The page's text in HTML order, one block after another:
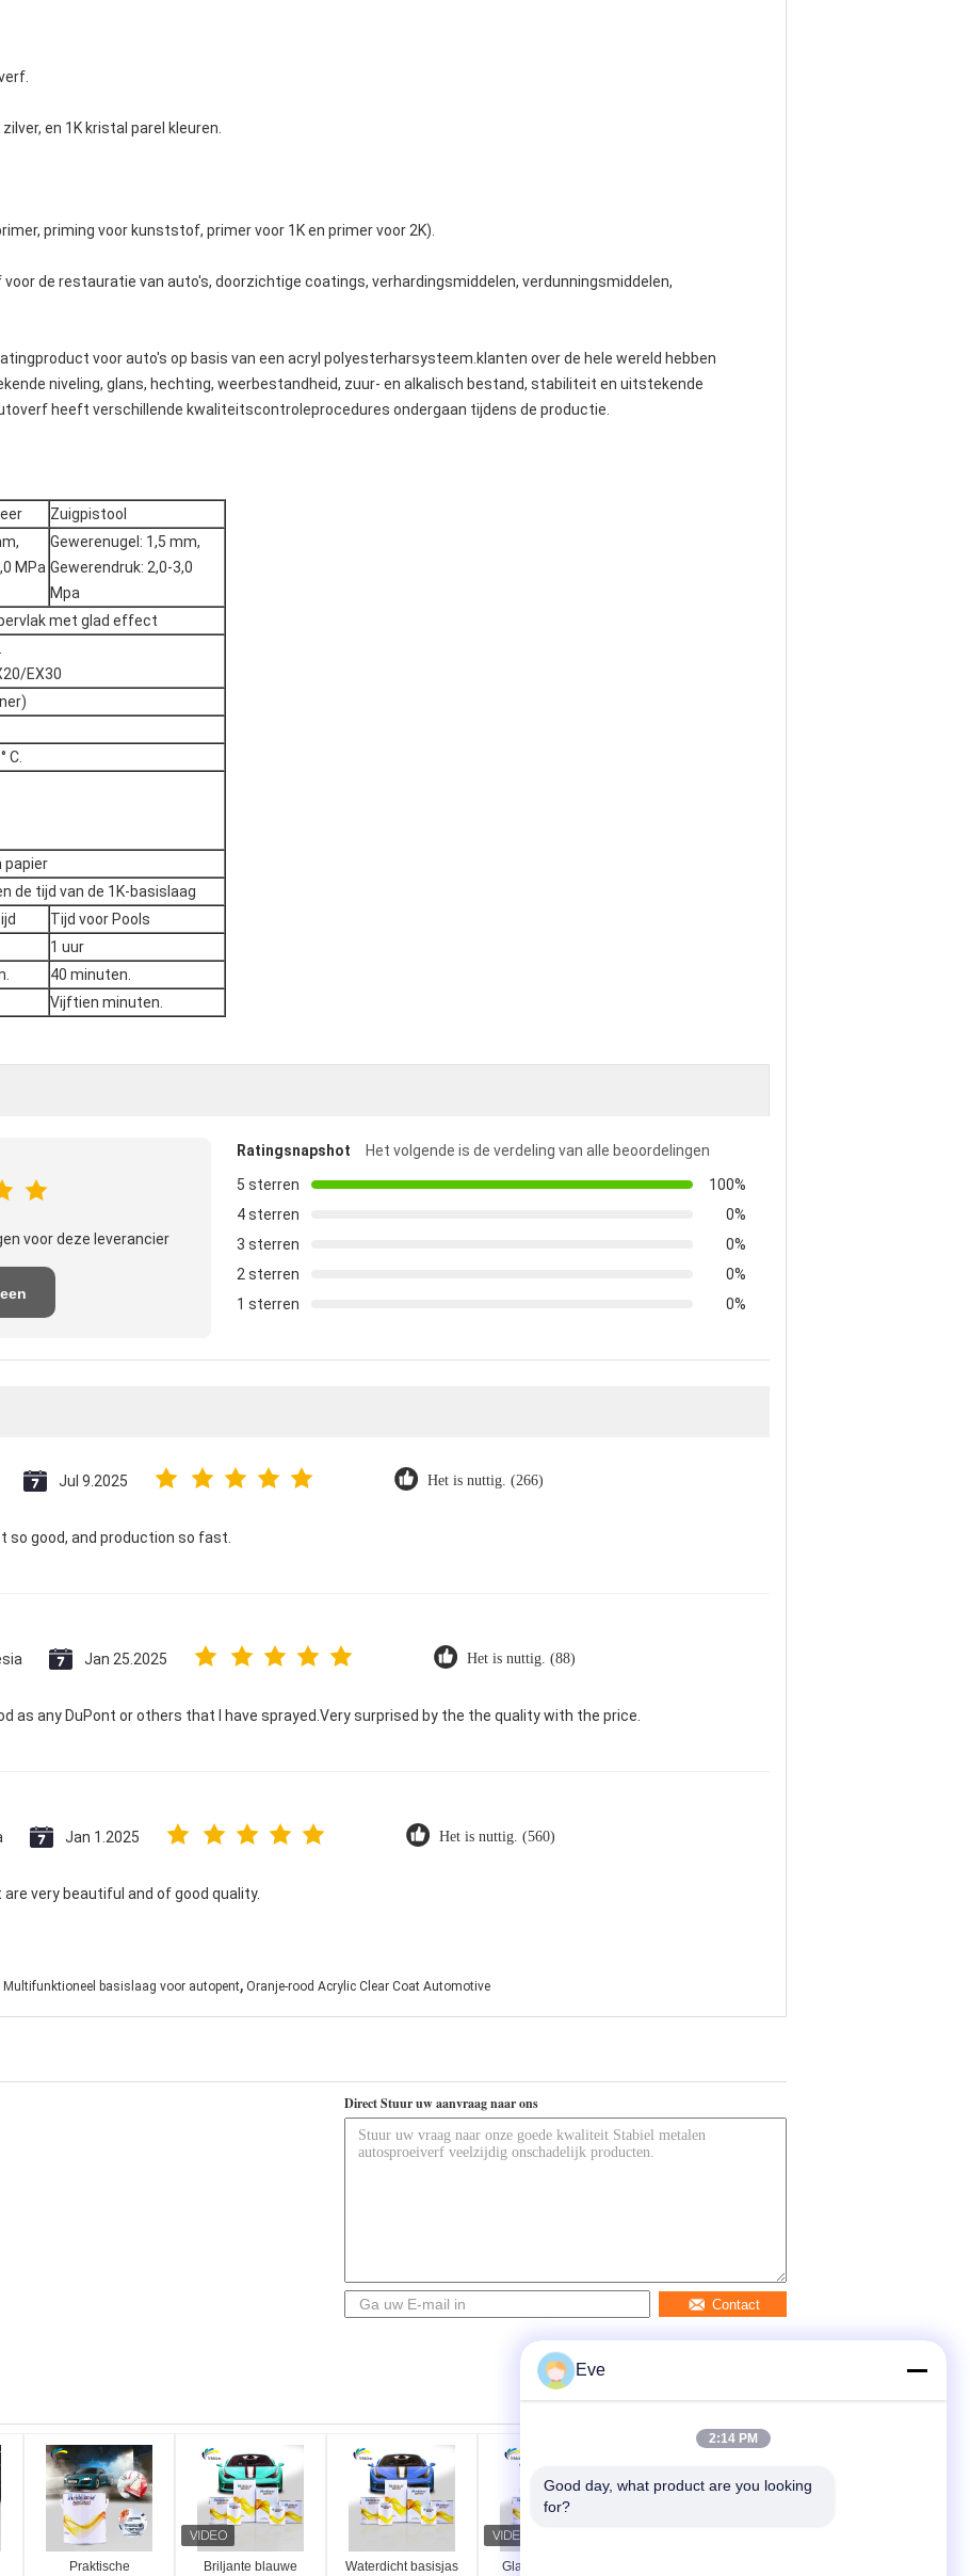
en 1K kristal parel kleuren.
priming voor kunststof, primer voor 1K en primer voor 2K).
de restauratie van auto's, doorzichtige coatings, verhardingsmiddelen, verdunningsmiddelen,
voor auto's op basis van een acryl polyesterharsysteem.klanten over de hele wereld hebben
niveling, glans, hechting, weerbestandheid, zuur- en alkalisch bestand, stabiliteit en uitstekende
heeft verschillende kwaliteitscontroleprocedures ondergaan tijdens de productie.
Zuigpistool
MPa
Gewerenugel: 1,5 mm,
Gewerendruk: 2,0-3,0
Mpa
met glad effect
EX30
C.
papier
de tijd van de 1K-basislaag
Tijd voor Pools
1 uur
40 minuten.
Vijftien minuten.
voor deze leverancier
Ratingsnapshot
Het volgende is de verdeling van alle beoordelingen
5 sterren
100%
4 sterren
0%
3 sterren
0%
2 sterren
0%
1 sterren
0%
Jul 9.2025 Het is nuttig. (266)
so good, and production so fast.
Jan 25.2025 Het is nuttig. (88)
as any DuPont or others that I have sprayed.Very surprised by the the quality with the price.
Jan 1.2025 Het is nuttig. (560)
very beautiful and of good quality.
Multifunktioneel basislaag voor autopent, Oranje-rood Acrylic Clear Coat Automotive
Direct Stuur uw aanvraag naar ons
Contact
Praktische Briljante blauwe Waterdicht basisjas Glanzende 1K 2K
Eve
2:14 PM
Good day, what product are you looking
for?